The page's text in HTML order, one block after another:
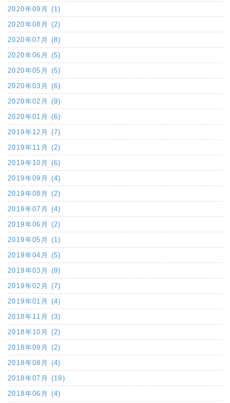
2020年09月 (1)
2020年08月 (2)
2020年07月 (8)
2020年06月 (5)
2020年05月 (5)
2020年03月 (6)
2020年02月 (9)
2020年01月 (6)
2019年12月 (7)
2019年11月 (2)
2019年10月 (6)
2019年09月 (4)
2019年08月 (2)
2019年07月 (4)
2019年06月 (2)
2019年05月 (1)
2019年04月 (5)
2019年03月 (9)
2019年02月 (7)
2019年01月 (4)
2018年11月 (3)
2018年10月 (2)
2018年09月 (2)
2018年08月 (4)
2018年07月 (19)
2018年06月 (4)